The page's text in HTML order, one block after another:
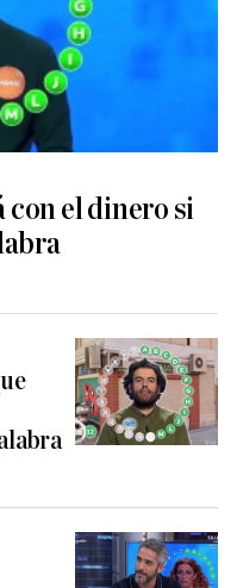
con el dinero si